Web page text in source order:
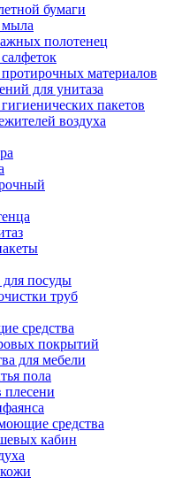
бумаги
мыла
полотенец
материалов
для унитаза
пакетов
воздуха
посуды
труб
средства
покрытий
для мебели
пола
плесени
средства
кабин